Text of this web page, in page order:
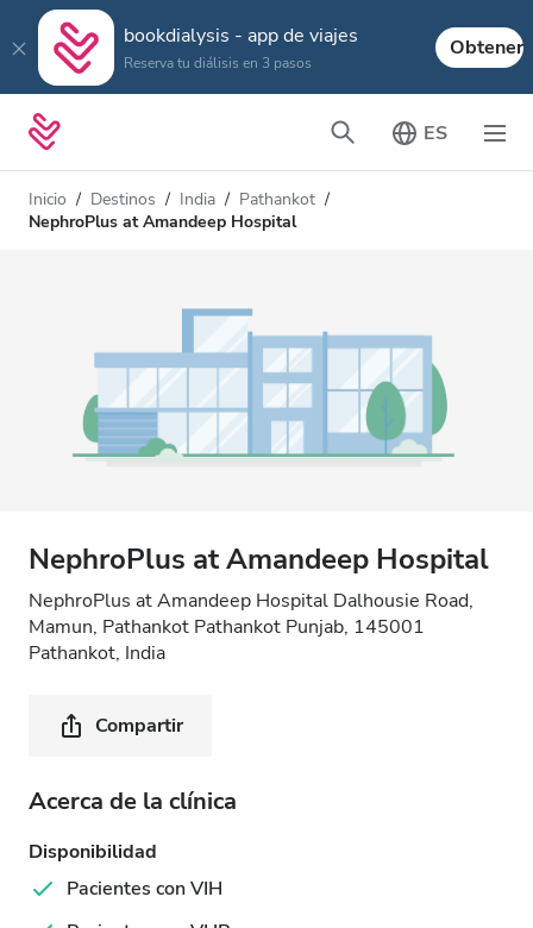
bookdialysis - app de viajes
Reserva tu diálisis en 3 pasos
Obtener
ES
Inicio Destinos India
Pathankot
NephroPlus at Amandeep Hospital
NephroPlus at Amandeep Hospital
NephroPlus at Amandeep Hospital Dalhousie Road,
Mamun, Pathankot Pathankot Punjab, 145001
Pathankot, India
Compartir
Acerca de la clínica
Disponibilidad
Pacientes con VIH